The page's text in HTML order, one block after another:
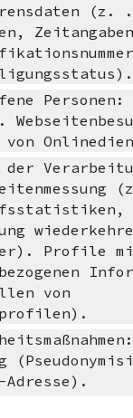
(z.
Personen:
von
der
Profile
von